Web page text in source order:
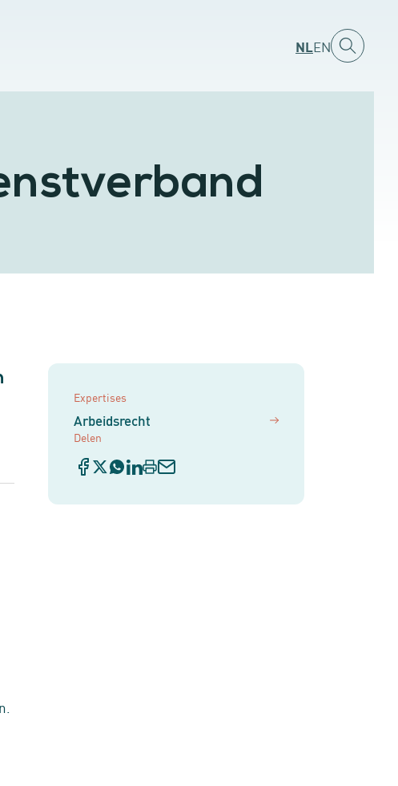
NLEN
Expertises
Arbeidsrecht
Delen